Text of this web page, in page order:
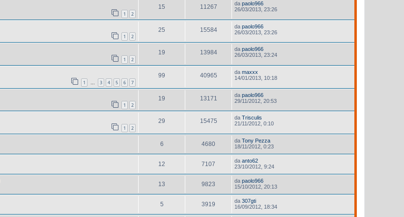
1 2
15 11267 da paolo966
26/03/2013, 23:26
1 2
25 15584 da paolo966
26/03/2013, 23:26
1 2
19 13984 da paolo966
26/03/2013, 23:24
1 … 3 4 5 6 7
99 40965 da maxxx
14/01/2013, 10:18
1 2
19 13171 da paolo966
29/11/2012, 20:53
1 2
29 15475 da Trisculis
21/11/2012, 0:10
6 4680 da Tony Pezza
18/11/2012, 0:23
12 7107 da anto62
23/10/2012, 9:24
13 9823 da paolo966
15/10/2012, 20:13
5 3919 da 307gti
16/09/2012, 18:34